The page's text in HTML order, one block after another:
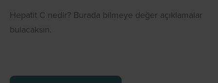
Hepatit C nedir? Burada bilmeye değer açıklamalar
bulacaksın.